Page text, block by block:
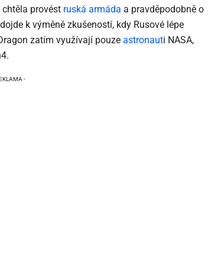
provést ruská armáda a pravděpodobně o
k výměně zkušeností, kdy Rusové lépe
zatím využívají pouze astronauti NASA,